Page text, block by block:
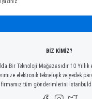
BİZ KİMİZ?
Bir Teknoloji Mağazasıdır 10
elektronik teknelojik ve yedek
firmamız tüm gönderimlerini